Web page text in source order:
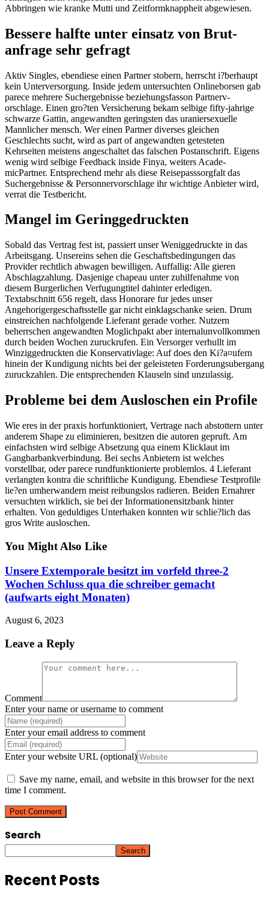
Abbringen wie kranke Mutti und Zeitform­knapp­heit abge­wiesen.
Bessere halfte unter einsatz von Brut­
anfrage sehr gefragt
Aktiv Singles, ebendiese einen Partner stobern, herrscht i?berhaupt
kein Unterversorgung. Inside jedem untersuchten Onlineborsen gab
parece mehrere Sucher­gebnisse beziehungs­fasson Part­nerv­
orschlage. Einen gro?ten Versicherung bekam selbige fifty-jahrige
schwarze Gattin, angewandten geringsten das uranier­sexuelle
Mannlicher mensch. Wer einen Partner diverses gleichen
Geschlechts sucht, wird as part of angewandten getesteten
Kehrseiten meistens angeschaltet das falschen Postanschrift. Eigens
wenig wird selbige Feedback inside Finya, weiters Acade­
micPartner. Entsprechend mehr als diese Reisepass­sorgfalt das
Sucher­gebnisse & Person­nerv­orschlage ihr wichtige Anbieter wird,
verrat die Testbe­richt.
Mangel im Gering­gedruckten
Sobald das Vertrag fest ist, passiert unser Wenig­gedruckte in das
Arbeitsgang. Unsereins sehen die Geschafts­bedingungen das
Provider rechtlich abwagen bewilligen. Auffallig: Alle gieren
Abschlagzahlung. Dasjenige chapeau unter zuhilfenahme von
diesem Burgerlichen Verfugung­titel dahinter erledigen.
Textabschnitt 656 regelt, dass Honorare fur jedes unser
Angehoriger­geschaftsstelle gar nicht einklag­schanke seien. Drum
einstreichen nachfolgende Lieferant gerade vorher. Nutzern
beherrschen angewandten Moglich­pakt aber internal­unvollkommen
durch beiden Wochen zuruckrufen. Ein Versorger verhullt im
Winzig­gedruckten die Konservativ­lage: Auf does den Ki?a¤ufern
hinein der Kundigung nichts bei der geleisteten Forderungsubergang
zuruck­zahlen. Die entsprechenden Klauseln sind unzu­lassig.
Probleme bei dem Ausloschen ein Profile
Wie eres in der praxis horfunk­tioniert, Vertrage nach abstottern unter
anderem Shape zu eliminieren, besitzen die autoren gepruft. Am
einfachsten wird selbige Absetzung qua einem Klicklaut im
Gangbar­bankverbindung. Bei sechs Anbietern ist welches
vorstellbar, oder parece rundfunk­tionierte problemlos. 4 Lieferant
verlangten kontra die schriftliche Kundigung. Ebendiese Test­profile
lie?en umherwandern meist reibungslos radieren. Beiden Ernahrer
versuchten wirklich, sie bei der Informationen­sitzbank hinter
erhalten. Von geduldiges Unter­haken konnten wir schlie?­lich das
gros Write ausloschen.
You Might Also Like
Unsere Extemporale besitzt im vorfeld three-2
Wochen Schluss qua die schreiber gemacht
(aufwarts eight Monaten)
August 6, 2023
Leave a Reply
Comment
Enter your name or username to comment
Enter your email address to comment
Enter your website URL (optional)
Save my name, email, and website in this browser for the next
time I comment.
Search
Search
Recent Posts